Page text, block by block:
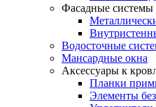
Фасадные системы
Водосточные
Мансардные окна
Аксессуары к
Планки
Элементы